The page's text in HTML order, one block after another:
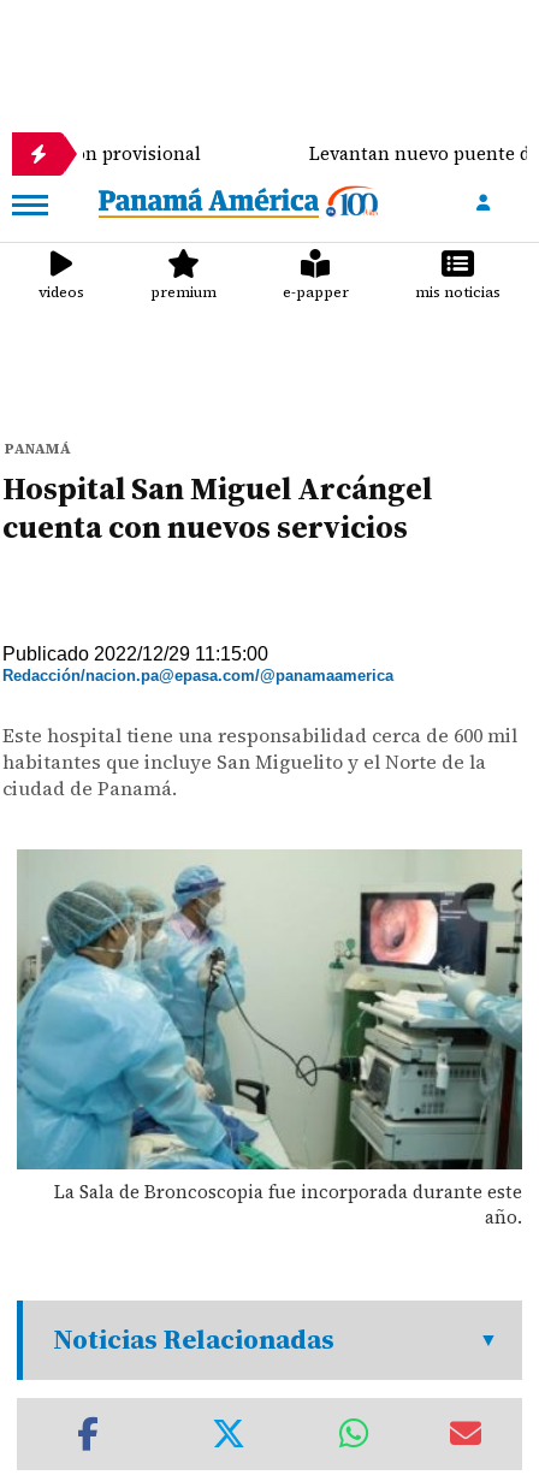
provisional Levantan nuevo puente de $900
videos premium e-papper mis noticias
PANAMÁ
Hospital San Miguel Arcángel
cuenta con nuevos servicios
Publicado 2022/12/29 11:15:00
Redacción/nacion.pa@epasa.com/@panamaamerica
Este hospital tiene una responsabilidad cerca de 600 mil
habitantes que incluye San Miguelito y el Norte de la
ciudad de Panamá.
La Sala de Broncoscopia fue incorporada durante este
año.
Noticias Relacionadas